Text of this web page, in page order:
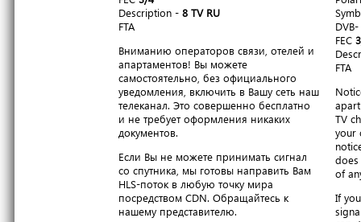
Description - 8 TV RU
FTA
Вниманию операторов связи, отелей и
апартаментов! Вы можете
самостоятельно, без официального
уведомления, включить в Вашу сеть наш
телеканал. Это совершенно бесплатно
и не требует оформления никаких
документов.
Если Вы не можете принимать сигнал
со спутника, мы готовы направить Вам
HLS-поток в любую точку мира
посредством CDN. Обращайтесь к
нашему представителю.
DVB-
FEC
FTA
TV
your
of
If